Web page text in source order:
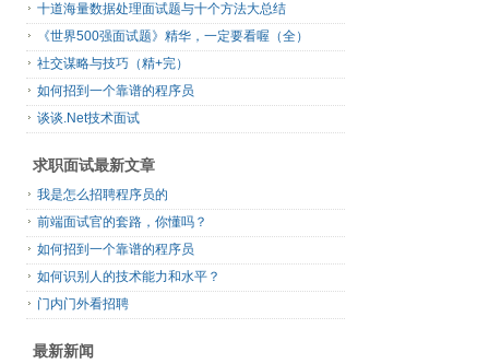
十道海量数据处理面试题与十个方法大总结
《世界500强面试题》精华，一定要看喔（全）
社交谋略与技巧（精+完）
如何招到一个靠谱的程序员
谈谈.Net技术面试
求职面试最新文章
我是怎么招聘程序员的
前端面试官的套路，你懂吗？
如何招到一个靠谱的程序员
如何识别人的技术能力和水平？
门内门外看招聘
最新新闻